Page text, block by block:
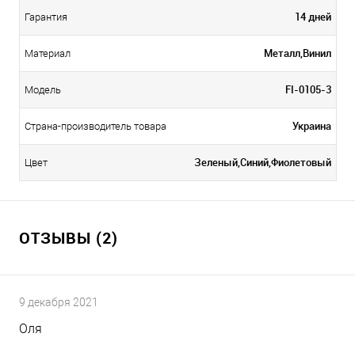
Гарантия 14 дней
Материал Металл,Винил
Модель FI-0105-3
Страна-производитель товара Украина
Цвет Зеленый,Синий,Фиолетовый
ОТЗЫВЫ (2)
9 декабря 2021
Оля